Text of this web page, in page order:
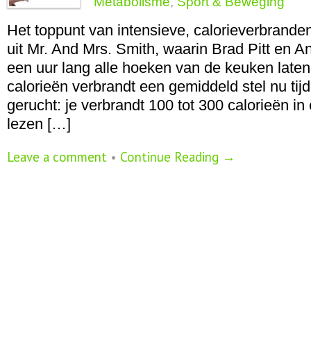
Het toppunt van intensieve,
uit Mr. And Mrs. Smith, waarin Brad Pitt en
een uur lang alle hoeken van de keuken
calorieën verbrandt een gemiddeld stel nu
gerucht: je verbrandt 100 tot 300 calorieën
lezen […]
Leave a comment • Continue Reading →